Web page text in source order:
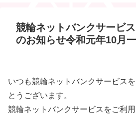
競輪ネットバンクサービ
のお知らせ令和元年10月
いつも競輪ネットバンクサービス
とうございます。
競輪ネットバンクサービスをご利